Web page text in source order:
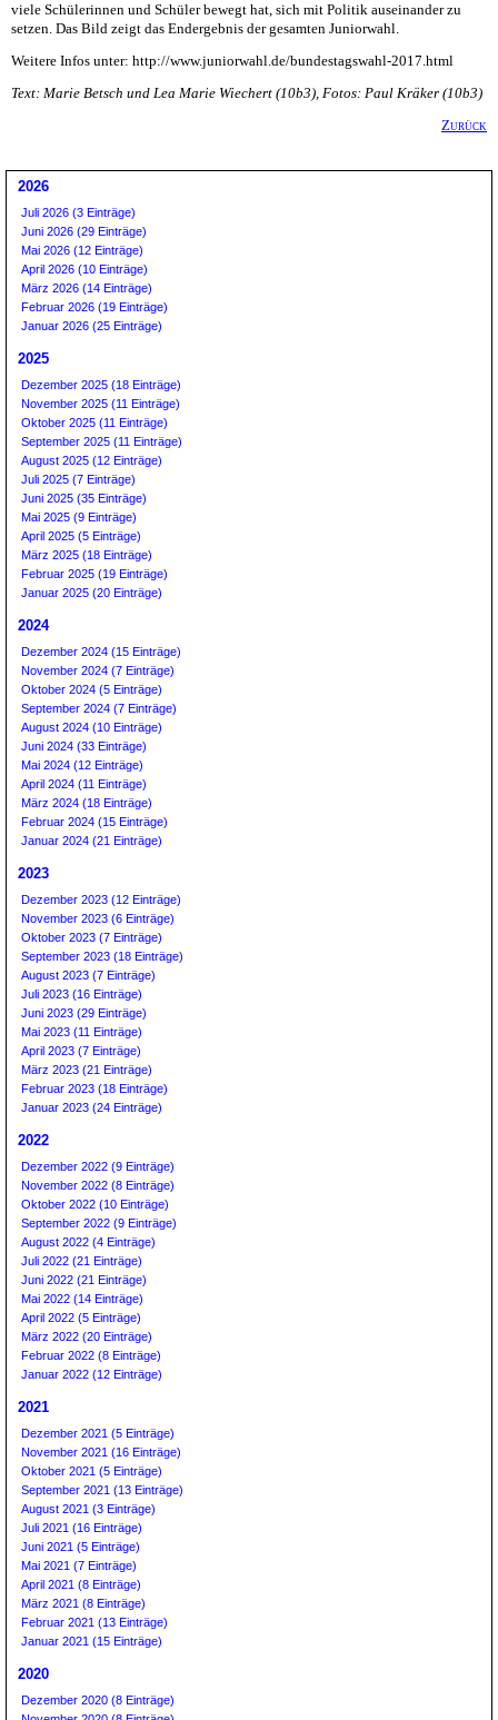
viele Schülerinnen und Schüler bewegt hat, sich mit Politik auseinander zu
setzen. Das Bild zeigt das Endergebnis der gesamten Juniorwahl.
Weitere Infos unter: http://www.juniorwahl.de/bundestagswahl-2017.html
Text: Marie Betsch und Lea Marie Wiechert (10b3), Fotos: Paul Kräker (10b3)
Zurück
2026
Juli 2026 (3 Einträge)
Juni 2026 (29 Einträge)
Mai 2026 (12 Einträge)
April 2026 (10 Einträge)
März 2026 (14 Einträge)
Februar 2026 (19 Einträge)
Januar 2026 (25 Einträge)
2025
Dezember 2025 (18 Einträge)
November 2025 (11 Einträge)
Oktober 2025 (11 Einträge)
September 2025 (11 Einträge)
August 2025 (12 Einträge)
Juli 2025 (7 Einträge)
Juni 2025 (35 Einträge)
Mai 2025 (9 Einträge)
April 2025 (5 Einträge)
März 2025 (18 Einträge)
Februar 2025 (19 Einträge)
Januar 2025 (20 Einträge)
2024
Dezember 2024 (15 Einträge)
November 2024 (7 Einträge)
Oktober 2024 (5 Einträge)
September 2024 (7 Einträge)
August 2024 (10 Einträge)
Juni 2024 (33 Einträge)
Mai 2024 (12 Einträge)
April 2024 (11 Einträge)
März 2024 (18 Einträge)
Februar 2024 (15 Einträge)
Januar 2024 (21 Einträge)
2023
Dezember 2023 (12 Einträge)
November 2023 (6 Einträge)
Oktober 2023 (7 Einträge)
September 2023 (18 Einträge)
August 2023 (7 Einträge)
Juli 2023 (16 Einträge)
Juni 2023 (29 Einträge)
Mai 2023 (11 Einträge)
April 2023 (7 Einträge)
März 2023 (21 Einträge)
Februar 2023 (18 Einträge)
Januar 2023 (24 Einträge)
2022
Dezember 2022 (9 Einträge)
November 2022 (8 Einträge)
Oktober 2022 (10 Einträge)
September 2022 (9 Einträge)
August 2022 (4 Einträge)
Juli 2022 (21 Einträge)
Juni 2022 (21 Einträge)
Mai 2022 (14 Einträge)
April 2022 (5 Einträge)
März 2022 (20 Einträge)
Februar 2022 (8 Einträge)
Januar 2022 (12 Einträge)
2021
Dezember 2021 (5 Einträge)
November 2021 (16 Einträge)
Oktober 2021 (5 Einträge)
September 2021 (13 Einträge)
August 2021 (3 Einträge)
Juli 2021 (16 Einträge)
Juni 2021 (5 Einträge)
Mai 2021 (7 Einträge)
April 2021 (8 Einträge)
März 2021 (8 Einträge)
Februar 2021 (13 Einträge)
Januar 2021 (15 Einträge)
2020
Dezember 2020 (8 Einträge)